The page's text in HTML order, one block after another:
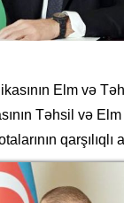
Elm və
Təhsil və
qarşılıqlı
edilməsi barədə